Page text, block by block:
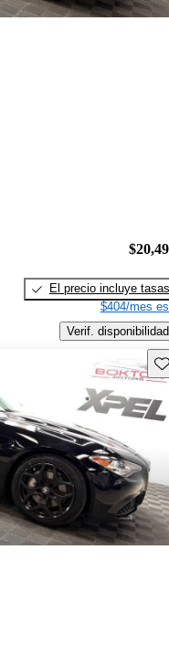
El precio incluye tasas
$404/mes
Verif. disponibilidad